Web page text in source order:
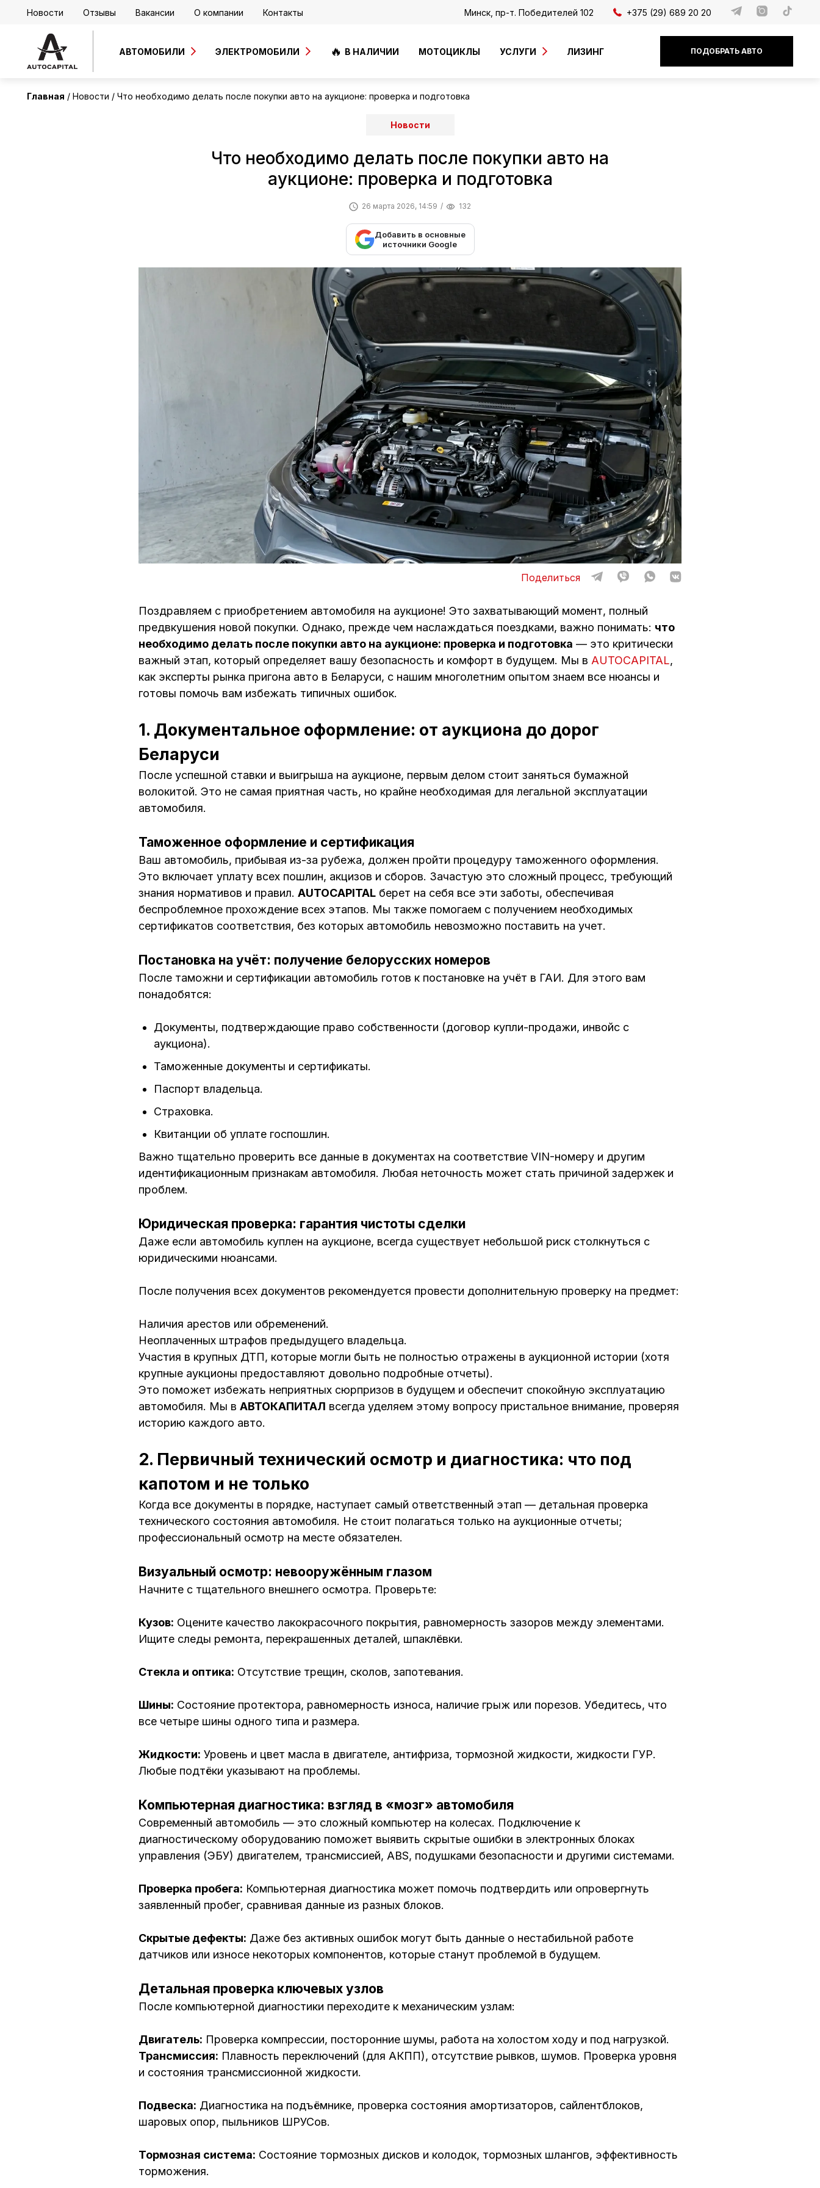
Новости Отзывы Вакансии О компании Контакты Минск, пр-т. Победителей 102 +375 (29) 689 20 20
АВТОМОБИЛИ ЭЛЕКТРОМОБИЛИ В НАЛИЧИИ МОТОЦИКЛЫ УСЛУГИ ЛИЗИНГ ПОДОБРАТЬ АВТО
Главная Новости Что необходимо делать после покупки авто на аукционе: проверка и подготовка
Новости
Что необходимо делать после покупки авто на
аукционе: проверка и подготовка
26 марта 2026, 14:59 132
Добавить в основные
источники Google
Поделиться
Поздравляем с приобретением автомобиля на аукционе! Это захватывающий момент, полный
предвкушения новой покупки. Однако, прежде чем наслаждаться поездками, важно понимать: что
необходимо делать после покупки авто на аукционе: проверка и подготовка — это критически
важный этап, который определяет вашу безопасность и комфорт в будущем. Мы в AUTOCAPITAL,
как эксперты рынка пригона авто в Беларуси, с нашим многолетним опытом знаем все нюансы и
готовы помочь вам избежать типичных ошибок.
1. Документальное оформление: от аукциона до дорог
Беларуси
После успешной ставки и выигрыша на аукционе, первым делом стоит заняться бумажной
волокитой. Это не самая приятная часть, но крайне необходимая для легальной эксплуатации
автомобиля.
Таможенное оформление и сертификация
Ваш автомобиль, прибывая из-за рубежа, должен пройти процедуру таможенного оформления.
Это включает уплату всех пошлин, акцизов и сборов. Зачастую это сложный процесс, требующий
знания нормативов и правил. AUTOCAPITAL берет на себя все эти заботы, обеспечивая
беспроблемное прохождение всех этапов. Мы также помогаем с получением необходимых
сертификатов соответствия, без которых автомобиль невозможно поставить на учет.
Постановка на учёт: получение белорусских номеров
После таможни и сертификации автомобиль готов к постановке на учёт в ГАИ. Для этого вам
понадобятся:
Документы, подтверждающие право собственности (договор купли-продажи, инвойс с
аукциона).
Таможенные документы и сертификаты.
Паспорт владельца.
Страховка.
Квитанции об уплате госпошлин.
Важно тщательно проверить все данные в документах на соответствие VIN-номеру и другим
идентификационным признакам автомобиля. Любая неточность может стать причиной задержек и
проблем.
Юридическая проверка: гарантия чистоты сделки
Даже если автомобиль куплен на аукционе, всегда существует небольшой риск столкнуться с
юридическими нюансами.
После получения всех документов рекомендуется провести дополнительную проверку на предмет:
Наличия арестов или обременений.
Неоплаченных штрафов предыдущего владельца.
Участия в крупных ДТП, которые могли быть не полностью отражены в аукционной истории (хотя
крупные аукционы предоставляют довольно подробные отчеты).
Это поможет избежать неприятных сюрпризов в будущем и обеспечит спокойную эксплуатацию
автомобиля. Мы в АВТОКАПИТАЛ всегда уделяем этому вопросу пристальное внимание, проверяя
историю каждого авто.
2. Первичный технический осмотр и диагностика: что под
капотом и не только
Когда все документы в порядке, наступает самый ответственный этап — детальная проверка
технического состояния автомобиля. Не стоит полагаться только на аукционные отчеты;
профессиональный осмотр на месте обязателен.
Визуальный осмотр: невооружённым глазом
Начните с тщательного внешнего осмотра. Проверьте:
Кузов: Оцените качество лакокрасочного покрытия, равномерность зазоров между элементами.
Ищите следы ремонта, перекрашенных деталей, шпаклёвки.
Стекла и оптика: Отсутствие трещин, сколов, запотевания.
Шины: Состояние протектора, равномерность износа, наличие грыж или порезов. Убедитесь, что
все четыре шины одного типа и размера.
Жидкости: Уровень и цвет масла в двигателе, антифриза, тормозной жидкости, жидкости ГУР.
Любые подтёки указывают на проблемы.
Компьютерная диагностика: взгляд в «мозг» автомобиля
Современный автомобиль — это сложный компьютер на колесах. Подключение к
диагностическому оборудованию поможет выявить скрытые ошибки в электронных блоках
управления (ЭБУ) двигателем, трансмиссией, ABS, подушками безопасности и другими системами.
Проверка пробега: Компьютерная диагностика может помочь подтвердить или опровергнуть
заявленный пробег, сравнивая данные из разных блоков.
Скрытые дефекты: Даже без активных ошибок могут быть данные о нестабильной работе
датчиков или износе некоторых компонентов, которые станут проблемой в будущем.
Детальная проверка ключевых узлов
После компьютерной диагностики переходите к механическим узлам:
Двигатель: Проверка компрессии, посторонние шумы, работа на холостом ходу и под нагрузкой.
Трансмиссия: Плавность переключений (для АКПП), отсутствие рывков, шумов. Проверка уровня
и состояния трансмиссионной жидкости.
Подвеска: Диагностика на подъёмнике, проверка состояния амортизаторов, сайлентблоков,
шаровых опор, пыльников ШРУСов.
Тормозная система: Состояние тормозных дисков и колодок, тормозных шлангов, эффективность
торможения.